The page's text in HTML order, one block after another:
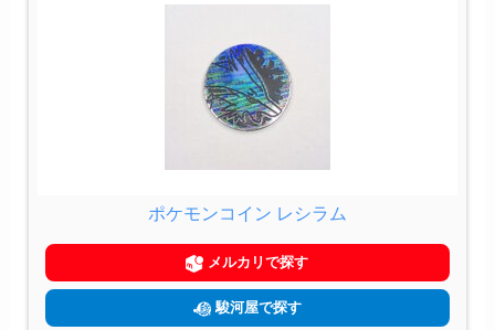
ポケモンコイン レシラム
メルカリで探す
駿河屋で探す